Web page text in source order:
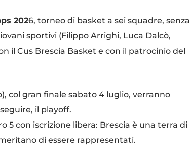
2026, torneo di basket a sei squadre, senza
sportivi (Filippo Arrighi, Luca Dalcò,
il Cus Brescia Basket e con il patrocinio del
col gran finale sabato 4 luglio, verranno
il playoff.
5 con iscrizione libera: Brescia è una terra di
di essere rappresentati.